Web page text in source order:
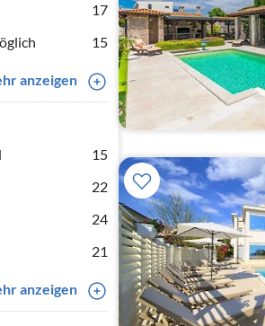
17
15
anzeigen
15
22
24
21
anzeigen